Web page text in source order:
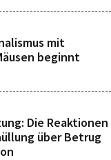
mit
beginnt
Die Reaktionen
über Betrug